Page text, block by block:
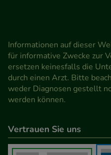
Informationen auf dieser
für informative Zwecke zur
ersetzen keinesfalls die
durch einen Arzt. Bitte
weder Diagnosen gestellt
werden können.
Vertrauen Sie uns